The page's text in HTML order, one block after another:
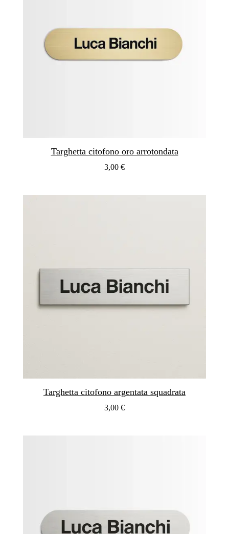
Targhetta citofono oro arrotondata
3,00 €
Targhetta citofono argentata squadrata
3,00 €